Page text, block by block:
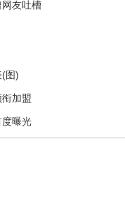
友吐槽
(图)
加盟
曝光